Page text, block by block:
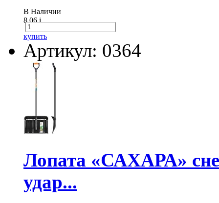
В Наличии
8.06i
купить
Артикул: 0364
Лопата «САХАРА»
удар...